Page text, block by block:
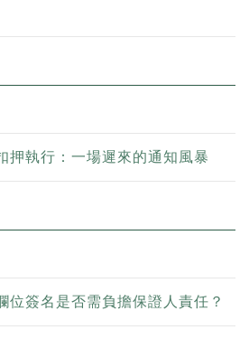
押執行：一場遲來的通知風暴
位簽名是否需負擔保證人責任？